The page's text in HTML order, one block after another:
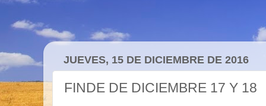
JUEVES, 15 DE DICIEMBRE DE 2016
FINDE DE DICIEMBRE 17 Y 18